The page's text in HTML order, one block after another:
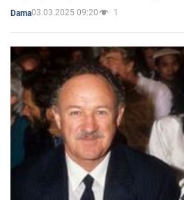
Dama03.03.2025 09:20 1